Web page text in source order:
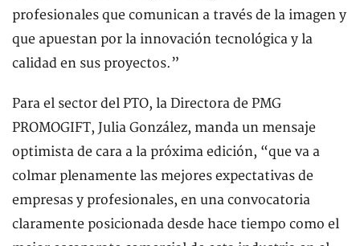
profesionales que comunican a través de la imagen y
que apuestan por la innovación tecnológica y la
calidad en sus proyectos.”
Para el sector del PTO, la Directora de PMG
PROMOGIFT, Julia González, manda un mensaje
optimista de cara a la próxima edición, “que va a
colmar plenamente las mejores expectativas de
empresas y profesionales, en una convocatoria
claramente posicionada desde hace tiempo como el